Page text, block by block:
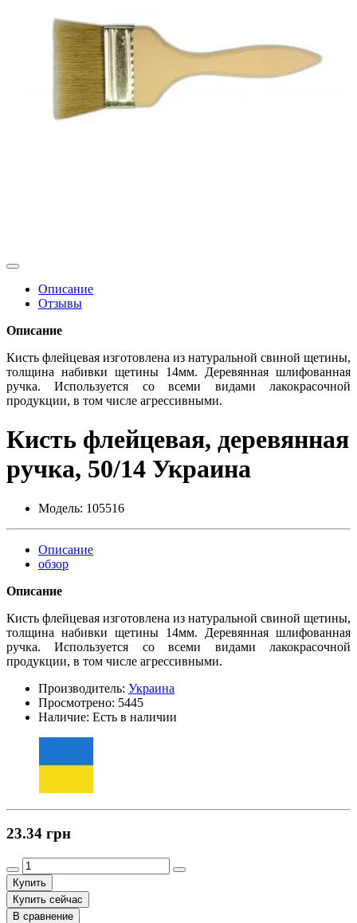
Описание
Отзывы
Описание
Кисть флейцевая изготовлена из натуральной свиной щетины,
толщина набивки щетины 14мм. Деревянная шлифованная
ручка. Используется со всеми видами лакокрасочной
продукции, в том числе агрессивными.
Кисть флейцевая, деревянная
ручка, 50/14 Украина
Модель: 105516
Описание
обзор
Описание
Кисть флейцевая изготовлена из натуральной свиной щетины,
толщина набивки щетины 14мм. Деревянная шлифованная
ручка. Используется со всеми видами лакокрасочной
продукции, в том числе агрессивными.
Производитель: Украина
Просмотрено: 5445
Наличие: Есть в наличии
23.34 грн
Купить
Купить сейчас
В сравнение